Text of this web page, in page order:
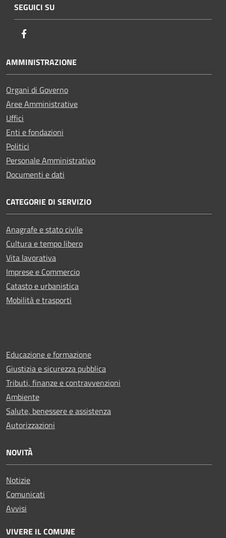
SEGUICI SU
AMMINISTRAZIONE
Organi di Governo
Aree Amministrative
Uffici
Enti e fondazioni
Politici
Personale Amministrativo
Documenti e dati
CATEGORIE DI SERVIZIO
Anagrafe e stato civile
Cultura e tempo libero
Vita lavorativa
Imprese e Commercio
Catasto e urbanistica
Mobilità e trasporti
Educazione e formazione
Giustizia e sicurezza pubblica
Tributi, finanze e contravvenzioni
Ambiente
Salute, benessere e assistenza
Autorizzazioni
NOVITÀ
Notizie
Comunicati
Avvisi
VIVERE IL COMUNE